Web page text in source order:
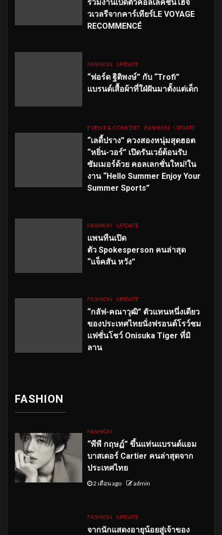
ร่วมงานเปิดตัวคอลเลคชั่นไฮจิ
วเวลรีจากคาร์เทียร์LE VOYAGE
RECOMMENCÉ
FASHION UPDATE
“ฟอร์ด ฐิติพงษ์” กับ “Trofi”
แบรนด์เสื้อผ้าที่ใฝ่ฝันมาตั้งแต่เด็ก
EVENT & CONCERT FASHION UPDATE
“เลดี้ปราง” ควงสองหนุ่มสุดฮอต
“หยิ่น-วอร์” เปิดรันเวย์ต้อนรับ
ซัมเมอร์ด้วย คอลเลกชั่นใหม่!ใน
งาน “Hello Summer Enjoy Your
Summer Sports”
FASHION UPDATE
แพนทีนเปิด
ตัว Spokesperson คนล่าสุด
“แจ็คสัน หวัง”
FASHION UPDATE
“กลัฟ-คณาวุฒิ” ตัวแทนหนึ่งเดียว
ของประเทศไทยนั่งฟรอนต์โรว์ชม
แฟชั่นโชว์ Onisuka Tiger ที่มิ
ลาน
FASHION
FASHION
“พีพี กฤษฏ์” ขึ้นแท่นแบรนด์แอม
บาสเดอร์ Cartier คนล่าสุดจาก
ประเทศไทย
2 เดือน ago admin
FASHION UPDATE
จากนักแสดงอายุน้อยสู่เจ้าของ